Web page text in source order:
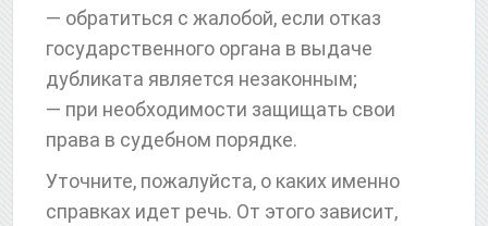
— обратиться с жалобой, если отказ
государственного органа в выдаче
дубликата является незаконным;
— при необходимости защищать свои
права в судебном порядке.
Уточните, пожалуйста, о каких именно
справках идет речь. От этого зависит,